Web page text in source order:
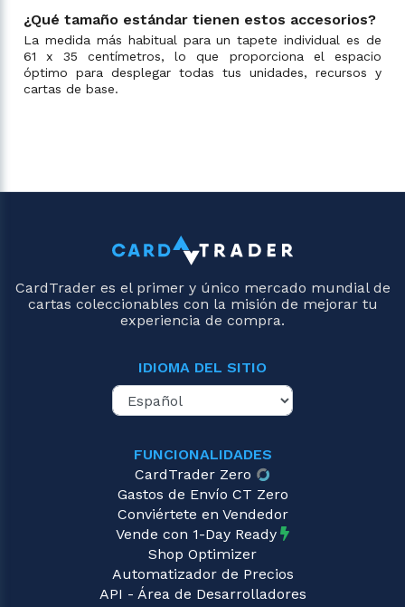
¿Qué tamaño estándar tienen estos accesorios?
La medida más habitual para un tapete individual es de
61 x 35 centímetros, lo que proporciona el espacio
óptimo para desplegar todas tus unidades, recursos y
cartas de base.
CardTrader es el primer y único mercado mundial de
cartas coleccionables con la misión de mejorar tu
experiencia de compra.
IDIOMA DEL SITIO
FUNCIONALIDADES
CardTrader Zero
Gastos de Envío CT Zero
Conviértete en Vendedor
Vende con 1-Day Ready
Shop Optimizer
Automatizador de Precios
API - Área de Desarrolladores